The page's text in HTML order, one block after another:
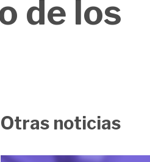
de los
Otras noticias